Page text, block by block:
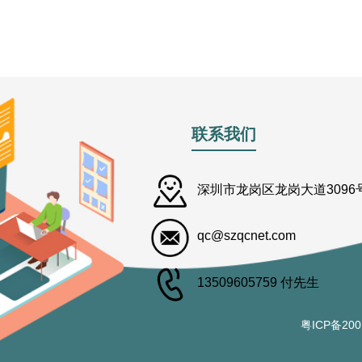
联系我们
深圳市龙岗区龙岗大道3096
qc@szqcnet.com
13509605759 付先生
粤ICP备